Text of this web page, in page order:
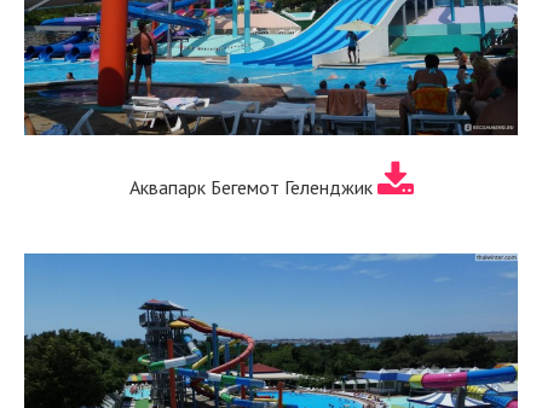
Аквапарк Бегемот Геленджик